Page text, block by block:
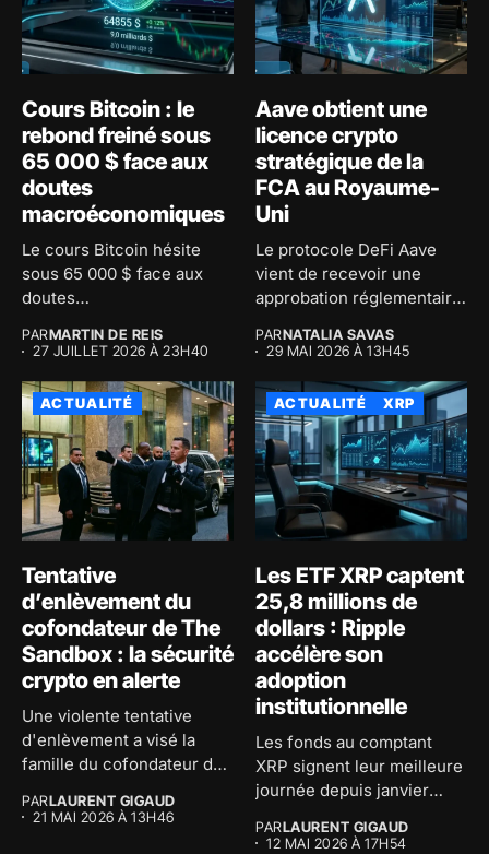
Cours Bitcoin : le
rebond freiné sous
65 000 $ face aux
doutes
macroéconomiques
Le cours Bitcoin hésite
sous 65 000 $ face aux
doutes
PARMARTIN DE REIS
27 JUILLET 2026 À 23H40
Aave obtient une
licence crypto
stratégique de la
FCA au Royaume-
Uni
Le protocole DeFi Aave
vient de recevoir une
approbation réglementaire
PARNATALIA SAVAS
29 MAI 2026 À 13H45
ACTUALITÉ
Tentative
d’enlèvement du
cofondateur de The
Sandbox : la sécurité
crypto en alerte
Une violente tentative
d'enlèvement a visé la
famille du cofondateur de
PARLAURENT GIGAUD
21 MAI 2026 À 13H46
ACTUALITÉ XRP
Les ETF XRP captent
25,8 millions de
dollars : Ripple
accélère son
adoption
institutionnelle
Les fonds au comptant
XRP signent leur meilleure
journée depuis janvier
PARLAURENT GIGAUD
12 MAI 2026 À 17H54